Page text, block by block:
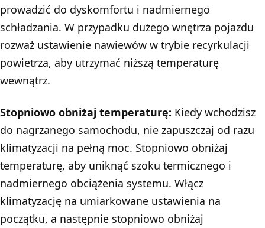
prowadzić do dyskomfortu i nadmiernego
schładzania. W przypadku dużego wnętrza pojazdu
rozważ ustawienie nawiewów w trybie recyrkulacji
powietrza, aby utrzymać niższą temperaturę
wewnątrz.
Stopniowo obniżaj temperaturę: Kiedy wchodzisz
do nagrzanego samochodu, nie zapuszczaj od razu
klimatyzacji na pełną moc. Stopniowo obniżaj
temperaturę, aby uniknąć szoku termicznego i
nadmiernego obciążenia systemu. Włącz
klimatyzację na umiarkowane ustawienia na
początku, a następnie stopniowo obniżaj